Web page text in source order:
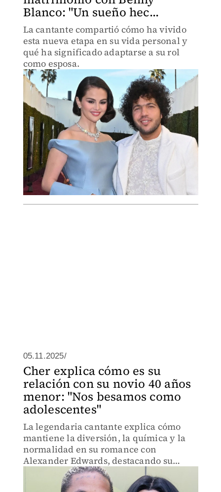
Blanco: "Un sueño hec...
La cantante compartió cómo ha vivido
esta nueva etapa en su vida personal y
qué ha significado adaptarse a su rol
como esposa.
05.11.2025/
Cher explica cómo es su
relación con su novio 40 años
menor: "Nos besamos como
adolescentes"
La legendaria cantante explica cómo
mantiene la diversión, la química y la
normalidad en su romance con
Alexander Edwards, destacando su
vínculo con su hijo y el espíritu juvenil
que ambos comparten.